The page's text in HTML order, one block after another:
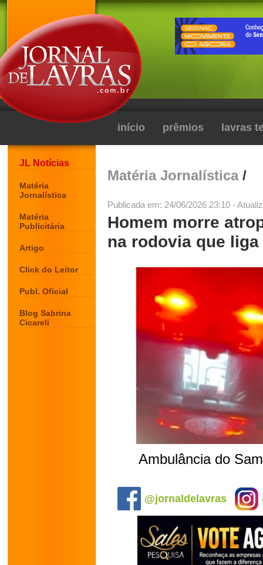
início prêmios lavras
JL Notícias
Matéria
Jornalística
Matéria
Publicitária
Artigo
Click do Leitor
Publ. Oficial
Blog Sabrina
Cicareli
Matéria Jornalística/
Publicada em: 24/06/2026 23:10 -
Homem morre
na rodovia que
Ambulância do
@jornaldelavras